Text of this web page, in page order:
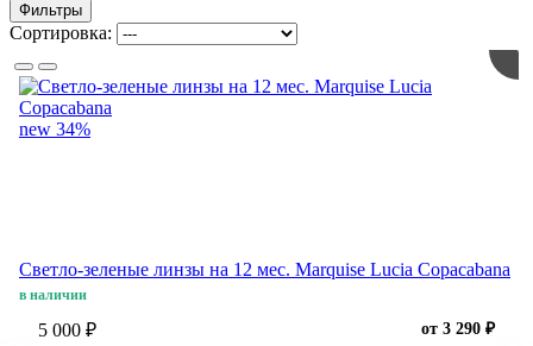
Фильтры
Сортировка:
new 34%
Светло-зеленые линзы на 12 мес. Marquise Lucia Copacabana
в наличии
5 000 ₽ от 3 290 ₽